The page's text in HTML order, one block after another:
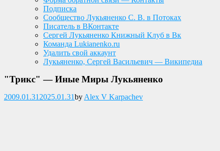
Подписка
Сообщество Лукьяненко С. В. в Потоках
Писатель в ВКонтакте
Сергей Лукьяненко Книжный Клуб в Вк
Команда Lukianenko.ru
Удалить свой аккаунт
Лукьяненко, Сергей Васильевич — Википедиа
"Трикс" — Иные Миры Лукьяненко
Опубликовано
2009.01.31 2025.01.31by Alex V Karpachev